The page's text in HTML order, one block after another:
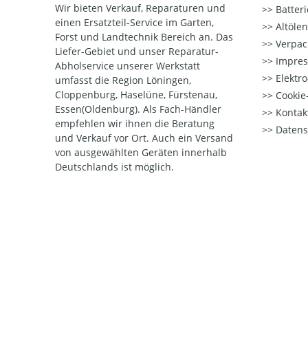
Wir bieten Verkauf, Reparaturen und
einen Ersatzteil-Service im Garten,
Forst und Landtechnik Bereich an. Das
Liefer-Gebiet und unser Reparatur-
Abholservice unserer Werkstatt
umfasst die Region Löningen,
Cloppenburg, Haselüne, Fürstenau,
Essen(Oldenburg). Als Fach-Händler
empfehlen wir ihnen die Beratung
und Verkauf vor Ort. Auch ein Versand
von ausgewählten Geräten innerhalb
Deutschlands ist möglich.